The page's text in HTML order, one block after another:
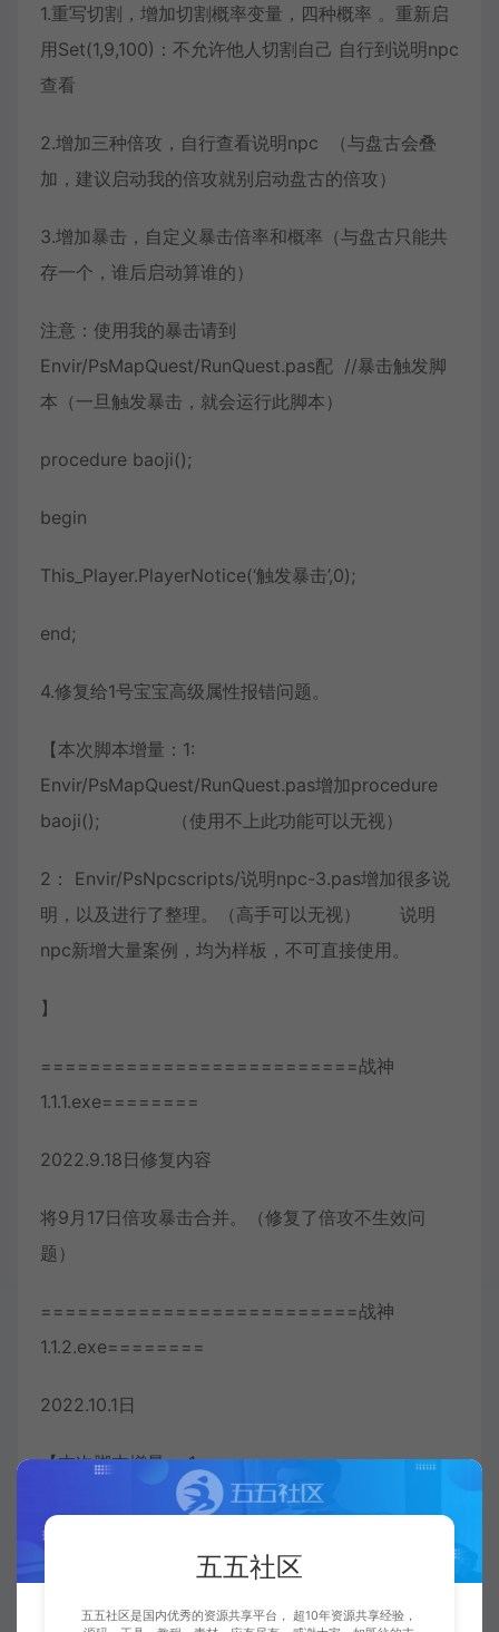
1.重写切割，增加切割概率变量，四种概率 。重新启
用Set(1,9,100)：不允许他人切割自己 自行到说明npc
查看
2.增加三种倍攻，自行查看说明npc （与盘古会叠
加，建议启动我的倍攻就别启动盘古的倍攻）
3.增加暴击，自定义暴击倍率和概率（与盘古只能共
存一个，谁后启动算谁的）
注意：使用我的暴击请到
Envir/PsMapQuest/RunQuest.pas配 //暴击触发脚
本（一旦触发暴击，就会运行此脚本）
procedure baoji();
begin
This_Player.PlayerNotice(‘触发暴击’,0);
end;
4.修复给1号宝宝高级属性报错问题。
【本次脚本增量：1:
Envir/PsMapQuest/RunQuest.pas增加procedure
baoji(); （使用不上此功能可以无视）
2： Envir/PsNpcscripts/说明npc-3.pas增加很多说
明，以及进行了整理。（高手可以无视） 说明
npc新增大量案例，均为样板，不可直接使用。
】
==========================战神
1.1.1.exe========
2022.9.18日修复内容
将9月17日倍攻暴击合并。（修复了倍攻不生效问
题）
==========================战神
1.1.2.exe========
2022.10.1日
【本次脚本增量： 1.
（Envir/PsMapQuest/RunQuest.pas增加procedure
cutting();切割报文函数，）sets（1,65,100）生效
明，以及进行了整理。（高手可以无视） 说明
五五社区
五五社区是国内优秀的资源共享平台， 超10年资源共享经验，